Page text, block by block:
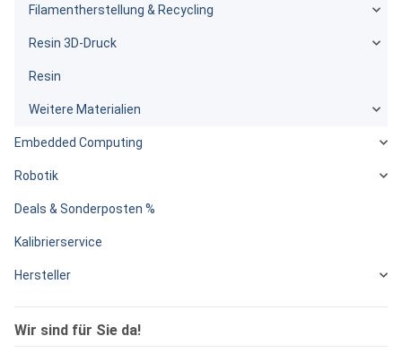
Filamentherstellung & Recycling
Resin 3D-Druck
Resin
Weitere Materialien
Embedded Computing
Robotik
Deals & Sonderposten %
Kalibrierservice
Hersteller
Wir sind für Sie da!